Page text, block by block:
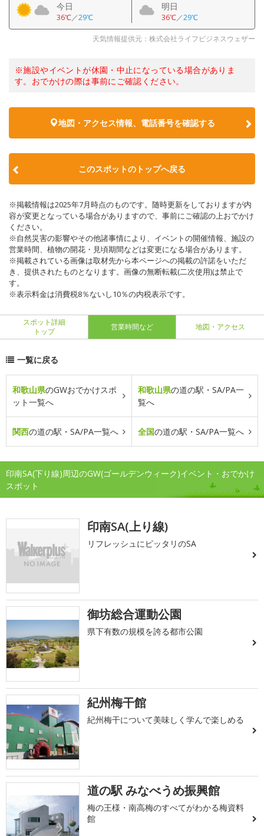
今日
36℃／29℃
明日
36℃／29℃
天気情報提供元：株式会社ライフビジネスウェザー
※施設やイベントが休園・中止になっている場合がありま
す。おでかけの際は事前にご確認ください。
地図・アクセス情報、電話番号を確認する
このスポットのトップへ戻る
※掲載情報は2025年7月時点のものです。随時更新をしておりますが内
容が変更となっている場合がありますので、事前にご確認の上おでかけ
ください。
※自然災害の影響やその他諸事情により、イベントの開催情報、施設の
営業時間、植物の開花・見頃期間などは変更になる場合があります。
※掲載されている画像は取材先から本ページへの掲載の許諾をいただ
き、提供されたものとなります。画像の無断転載(二次使用)は禁止で
す。
※表示料金は消費税8％ないし10％の内税表示です。
スポット詳細
トップ
営業時間など 地図・アクセス
一覧に戻る
和歌山県のGWおでかけスポ
ット一覧へ
和歌山県の道の駅・SA/PA一
覧へ
関西の道の駅・SA/PA一覧へ 全国の道の駅・SA/PA一覧へ
印南SA(下り線)周辺のGW(ゴールデンウィーク)イベント・おでかけ
スポット
印南SA(上り線)
リフレッシュにピッタリのSA
御坊総合運動公園
県下有数の規模を誇る都市公園
紀州梅干館
紀州梅干について美味しく学んで楽しめる
道の駅 みなべうめ振興館
梅の王様・南高梅のすべてがわかる梅資料
館